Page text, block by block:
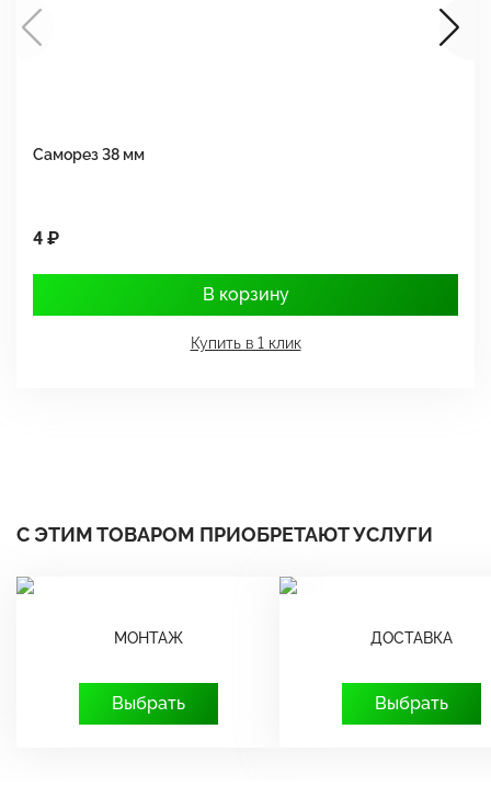
Саморез 38 мм
4 ₽
В корзину
Купить в 1 клик
С ЭТИМ ТОВАРОМ ПРИОБРЕТАЮТ УСЛУГИ
МОНТАЖ
Выбрать
ДОСТАВКА
Выбрать